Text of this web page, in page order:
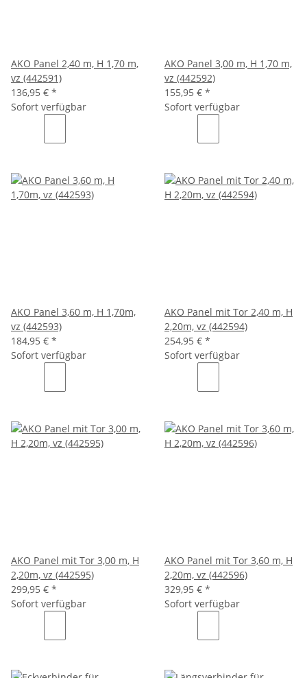
AKO Panel 2,40 m, H 1,70 m,
vz (442591)
136,95 € *
Sofort verfügbar
AKO Panel 3,00 m, H 1,70 m,
vz (442592)
155,95 € *
Sofort verfügbar
AKO Panel 3,60 m, H 1,70m,
vz (442593)
184,95 € *
Sofort verfügbar
AKO Panel mit Tor 2,40 m, H
2,20m, vz (442594)
254,95 € *
Sofort verfügbar
AKO Panel mit Tor 3,00 m, H
2,20m, vz (442595)
299,95 € *
Sofort verfügbar
AKO Panel mit Tor 3,60 m, H
2,20m, vz (442596)
329,95 € *
Sofort verfügbar